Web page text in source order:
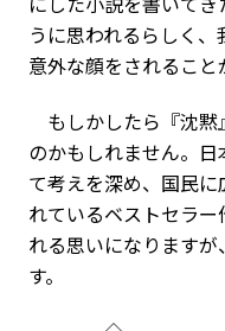
うに思われるらしく
意外な顔をされること
もしかしたら『沈黙
のかもしれません。
て考えを深め、国民
れているベストセラ
れる思いになります
す。